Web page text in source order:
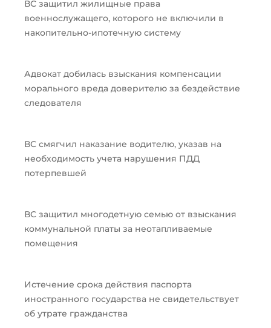
ВС защитил жилищные права
военнослужащего, которого не включили в
накопительно-ипотечную систему
Адвокат добилась взыскания компенсации
морального вреда доверителю за бездействие
следователя
ВС смягчил наказание водителю, указав на
необходимость учета нарушения ПДД
потерпевшей
ВС защитил многодетную семью от взыскания
коммунальной платы за неотапливаемые
помещения
Истечение срока действия паспорта
иностранного государства не свидетельствует
об утрате гражданства